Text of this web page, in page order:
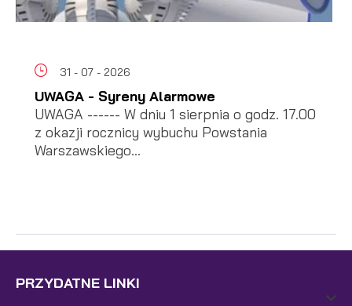
31 - 07 - 2026
UWAGA - Syreny Alarmowe
UWAGA ------ W dniu 1 sierpnia o godz. 17.00
z okazji rocznicy wybuchu Powstania
Warszawskiego...
PRZYDATNE LINKI